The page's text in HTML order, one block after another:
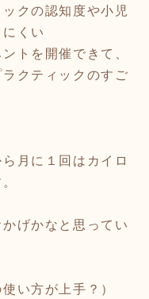
クの認知度や小児
くい
トを開催できて、
クティックのすご
月に１回はカイロ
げかなと思ってい
い方が上手？）